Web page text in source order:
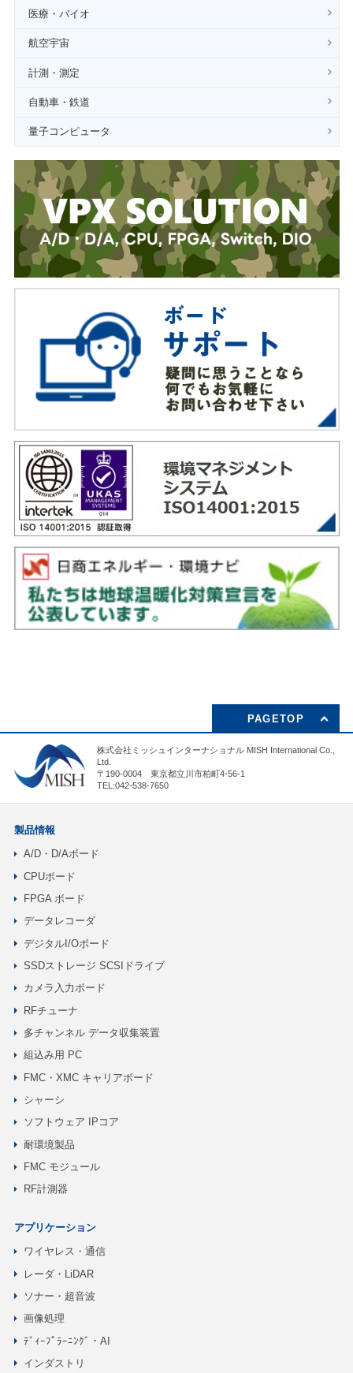
医療・バイオ
航空宇宙
計測・測定
自動車・鉄道
量子コンピュータ
PAGETOP
株式会社ミッシュインターナショナル MISH International Co.,
Ltd.
〒190-0004 東京都立川市柏町4-56-1
TEL:042-538-7650
製品情報
A/D・D/Aボード
CPUボード
FPGA ボード
データレコーダ
デジタルI/Oボード
SSDストレージ SCSIドライブ
カメラ入力ボード
RFチューナ
多チャンネル データ収集装置
組込み用 PC
FMC・XMC キャリアボード
シャーシ
ソフトウェア IPコア
耐環境製品
FMC モジュール
RF計測器
アプリケーション
ワイヤレス・通信
レーダ・LiDAR
ソナー・超音波
画像処理
ﾃﾞｨｰﾌﾟﾗｰﾆﾝｸﾞ・AI
インダストリ